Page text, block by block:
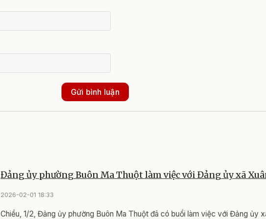
Gửi bình luận
Đảng ủy phường Buôn Ma Thuột làm việc với Đảng ủy xã
2026-02-01 18:33
Chiều, 1/2, Đảng ủy phường Buôn Ma Thuột đã có buổi làm việc với Đảng ủy